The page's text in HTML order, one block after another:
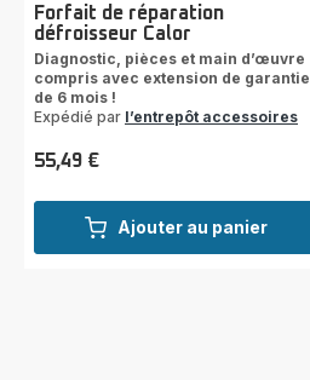
Ajouter au panier
Forfait de réparation
défroisseur Calor
Diagnostic, pièces et main d’œuvre
compris avec extension de garantie
de 6 mois !
Expédié par l’entrepôt accessoires
Prix
55,49 €